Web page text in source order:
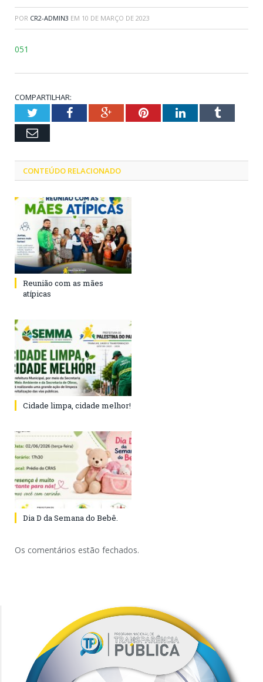
POR CR2-ADMIN3 EM 10 DE MARÇO DE 2023
051
COMPARTILHAR:
TwitterFacebookGoogle+PinterestLinkedInTumblr
Email
CONTEÚDO RELACIONADO
Reunião com as mães
atípicas
Cidade limpa, cidade melhor!
Dia D da Semana do Bebê.
Os comentários estão fechados.